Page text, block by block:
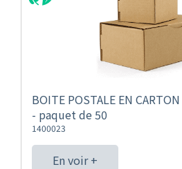
BOITE POSTALE EN
- paquet de 50
1400023
En voir +